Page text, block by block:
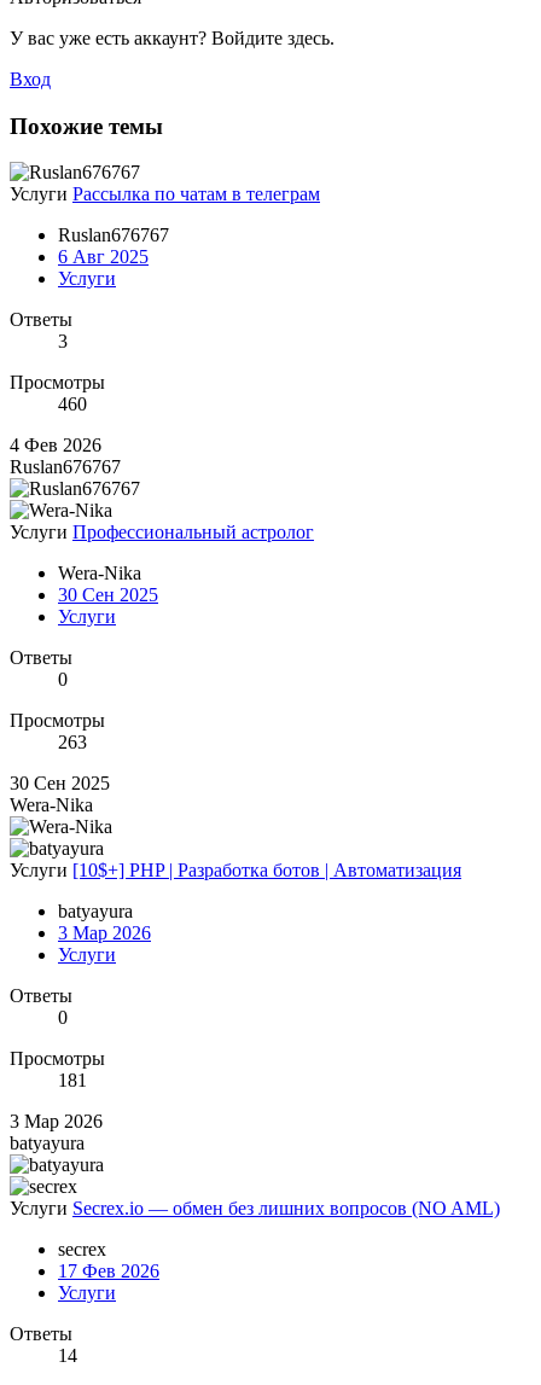
У вас уже есть аккаунт? Войдите здесь.
Вход
Похожие темы
Услуги Рассылка по чатам в телеграм
Ruslan676767
6 Авг 2025
Услуги
Ответы
3
Просмотры
460
4 Фев 2026
Ruslan676767
Услуги Профессиональный астролог
Wera-Nika
30 Сен 2025
Услуги
Ответы
0
Просмотры
263
30 Сен 2025
Wera-Nika
Услуги [10$+] PHP | Разработка ботов | Автоматизация
batyayura
3 Мар 2026
Услуги
Ответы
0
Просмотры
181
3 Мар 2026
batyayura
Услуги Secrex.io — обмен без лишних вопросов (NO AML)
secrex
17 Фев 2026
Услуги
Ответы
14